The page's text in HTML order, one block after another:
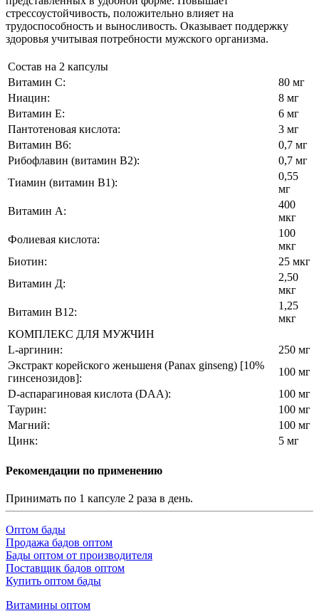
стрессоустойчивость, положительно влияет на
трудоспособность и выносливость. Оказывает поддержку
здоровья учитывая потребности мужского организма.
Состав на 2 капсулы
Витамин C:
80 мг
Ниацин:
8 мг
Витамин Е:
6 мг
Пантотеновая кислота:
3 мг
Витамин В6:
0,7 мг
Рибофлавин (витамин В2):
0,7 мг
Тиамин (витамин B1):
0,55
мг
Витамин А:
400
мкг
Фолиевая кислота:
100
мкг
Биотин:
25 мкг
Витамин Д:
2,50
мкг
Витамин В12:
1,25
мкг
КОМПЛЕКС ДЛЯ МУЖЧИН
L-аргинин:
250 мг
Экстракт корейского женьшеня (Panax ginseng) [10%
гинсенозидов]:
100 мг
D-аспарагиновая кислота (DAA):
100 мг
Таурин:
100 мг
Магний:
100 мг
Цинк:
5 мг
Рекомендации по применению
Принимать по 1 капсуле 2 раза в день.
Оптом бады
Продажа бадов оптом
Бады оптом от производителя
Поставщик бадов оптом
Купить оптом бады
Витамины оптом